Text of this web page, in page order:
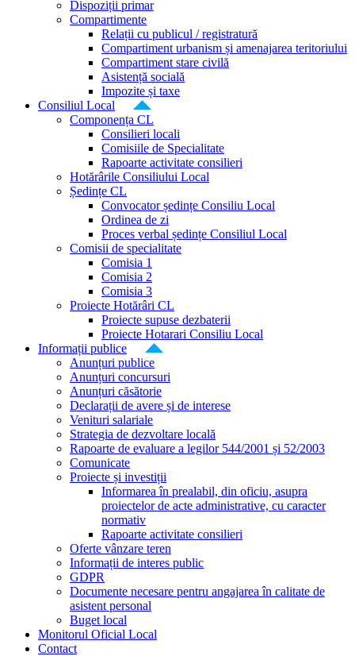
Dispoziții primar
Compartimente
Relații cu publicul / registratură
Compartiment urbanism și amenajarea teritoriului
Compartiment stare civilă
Asistență socială
Impozite și taxe
Consiliul Local
Componența CL
Consilieri locali
Comisiile de Specialitate
Rapoarte activitate consilieri
Hotărârile Consiliului Local
Ședințe CL
Convocator ședințe Consiliu Local
Ordinea de zi
Proces verbal ședințe Consiliul Local
Comisii de specialitate
Comisia 1
Comisia 2
Comisia 3
Proiecte Hotărâri CL
Proiecte supuse dezbaterii
Proiecte Hotarari Consiliu Local
Informații publice
Anunțuri publice
Anunțuri concursuri
Anunțuri căsătorie
Declarații de avere și de interese
Venituri salariale
Strategia de dezvoltare locală
Rapoarte de evaluare a legilor 544/2001 și 52/2003
Comunicate
Proiecte și investiții
Informarea în prealabil, din oficiu, asupra
proiectelor de acte administrative, cu caracter
normativ
Rapoarte activitate consilieri
Oferte vânzare teren
Informații de interes public
GDPR
Documente necesare pentru angajarea în calitate de
asistent personal
Buget local
Monitorul Oficial Local
Contact